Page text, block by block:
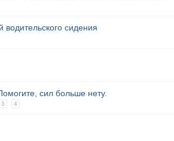
водительского сидения
сил больше нету.
3 4